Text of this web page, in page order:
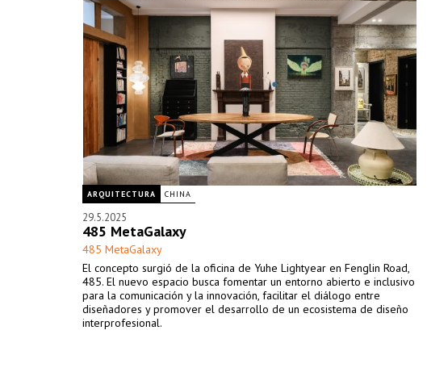
ARQUITECTURA CHINA
29.5.2025
485 MetaGalaxy
485 MetaGalaxy
El concepto surgió de la oficina de Yuhe Lightyear en Fenglin Road,
485. El nuevo espacio busca fomentar un entorno abierto e inclusivo
para la comunicación y la innovación, facilitar el diálogo entre
diseñadores y promover el desarrollo de un ecosistema de diseño
interprofesional.